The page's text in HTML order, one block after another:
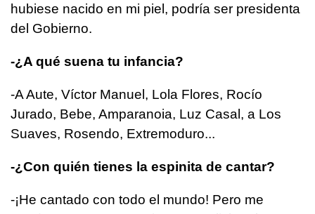
hubiese nacido en mi piel, podría ser presidenta
del Gobierno.
-¿A qué suena tu infancia?
-A Aute, Víctor Manuel, Lola Flores, Rocío
Jurado, Bebe, Amparanoia, Luz Casal, a Los
Suaves, Rosendo, Extremoduro...
-¿Con quién tienes la espinita de cantar?
-¡He cantado con todo el mundo! Pero me